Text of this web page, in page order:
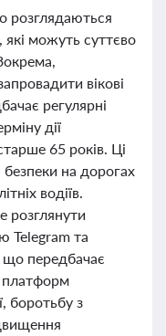
розглядаються
які можуть суттєво
вікові
регулярні
дії
65 років. Ці
на дорогах
водіїв.
розглянути
Telegram та
передбачає
платформ
боротьбу з